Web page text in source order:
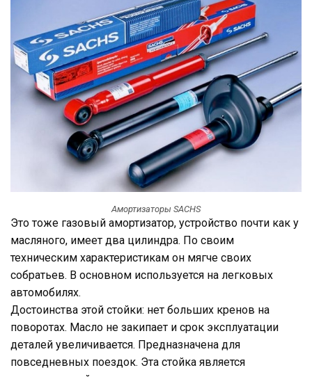
Амортизаторы SACHS
Это тоже газовый амортизатор, устройство почти как у
масляного, имеет два цилиндра. По своим
техническим характеристикам он мягче своих
собратьев. В основном используется на легковых
автомобилях.
Достоинства этой стойки: нет больших кренов на
поворотах. Масло не закипает и срок эксплуатации
деталей увеличивается. Предназначена для
повседневных поездок. Эта стойка является